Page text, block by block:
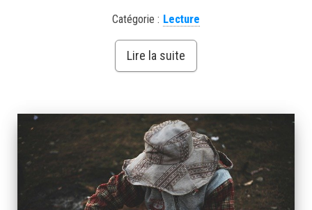
Catégorie : Lecture
Lire la suite